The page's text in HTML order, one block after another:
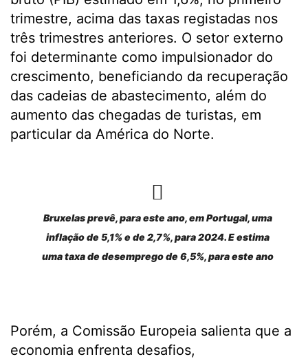
trimestre, acima das taxas registadas nos
três trimestres anteriores. O setor externo
foi determinante como impulsionador do
crescimento, beneficiando da recuperação
das cadeias de abastecimento, além do
aumento das chegadas de turistas, em
particular da América do Norte.
Bruxelas prevê, para este ano, em Portugal, uma
inflação de 5,1% e de 2,7%, para 2024. E estima
uma taxa de desemprego de 6,5%, para este ano
Porém, a Comissão Europeia salienta que a
economia enfrenta desafios,